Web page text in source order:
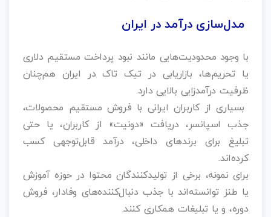
مدل‌سازی درآمد در ایران
با وجود محدودیت‌هایی مانند نبود پرداخت مستقیم دلاری
یا تحریم‌ها، بازاریابی در تیک تاک در ایران هم‌چنان
ظرفیت درآمدزایی بالایی دارد.
بسیاری از کاربران ایرانی با فروش مستقیم محصولات،
جذب اسپانسر، دریافت «دونیت» از کاربران، یا حتی
تبلیغ برای برندهای داخلی، درآمد قابل‌توجهی کسب
کرده‌اند.
برای نمونه، برخی از تولیدکنندگان محتوا در حوزه آموزش
یا طنز توانسته‌اند با جذب دنبال‌کننده‌های وفادار، فروش
دوره، و یا تبلیغات همکاری کنند.